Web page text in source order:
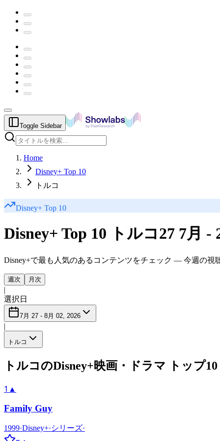
Toggle Sidebar
Home
Disney+ Top 10
トルコ
Disney+ Top 10
Disney+ Top 10 トルコ27 7月 -
Disney+で最も人気のあるコンテンツをチェック — 今週の
週次 月次
|
選択日
7月 27 - 8月 02, 2026
|
トルコ
トルコのDisney+映画・ドラマ トップ10
1 ▲
Family Guy
1999·Disney+·シリーズ·